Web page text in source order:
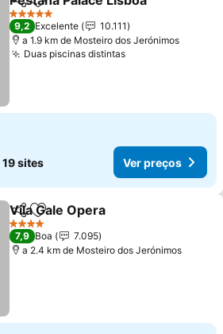
PartilharAdicionar aos favoritos
5 Estrelas
9,2 Excelente
10.111
a 1.9 km de Mosteiro dos Jerónimos
Duas piscinas distintas
19 sites Ver preços
PartilharAdicionar aos favoritos
Vila Gale Opera
4 Estrelas
7,9 Boa
7.095
a 2.4 km de Mosteiro dos Jerónimos